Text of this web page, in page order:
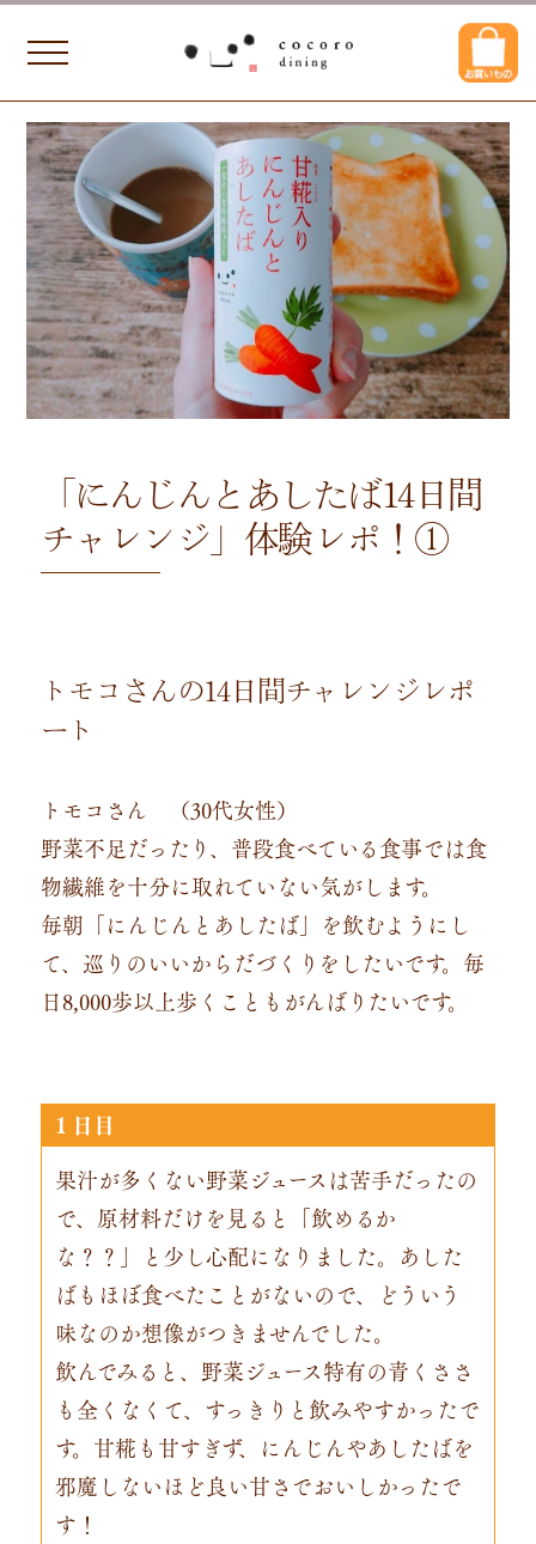
「にんじんとあしたば14日間
チャレンジ」体験レポ！①
トモコさんの14日間チャレンジレポ
ート
トモコさん （30代女性）
野菜不足だったり、普段食べている食事では食
物繊維を十分に取れていない気がします。
毎朝「にんじんとあしたば」を飲むようにし
て、巡りのいいからだづくりをしたいです。毎
日8,000歩以上歩くこともがんばりたいです。
１日目
果汁が多くない野菜ジュースは苦手だったの
で、原材料だけを見ると「飲めるか
な？？」と少し心配になりました。あした
ばもほぼ食べたことがないので、どういう
味なのか想像がつきませんでした。
飲んでみると、野菜ジュース特有の青くささ
も全くなくて、すっきりと飲みやすかったで
す。甘糀も甘すぎず、にんじんやあしたばを
邪魔しないほど良い甘さでおいしかったで
す！